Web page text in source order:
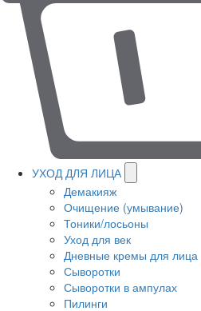
УХОД ДЛЯ ЛИЦА
Демакияж
Очищение (умывание)
Тоники/лосьоны
Уход для век
Дневные кремы для лица
Сыворотки
Сыворотки в ампулах
Пилинги